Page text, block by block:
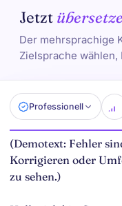
Jetzt
Der mehrsprachige
Zielsprache
Professionell